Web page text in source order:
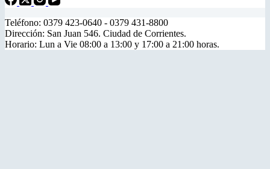
Teléfono: 0379 423-0640 - 0379 431-8800
Dirección: San Juan 546. Ciudad de Corrientes.
Horario: Lun a Vie 08:00 a 13:00 y 17:00 a 21:00 horas.